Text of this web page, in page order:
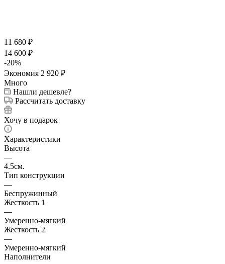
11 680 ₽
14 600 ₽
-20%
Экономия 2 920 ₽
Много
Нашли дешевле?
Рассчитать доставку
Хочу в подарок
Характеристики
Высота
—
4.5см.
Тип конструкции
—
Беспружинный
Жесткость 1
—
Умеренно-мягкий
Жесткость 2
—
Умеренно-мягкий
Наполнители